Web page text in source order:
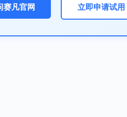
赛凡官网 立即申请试用